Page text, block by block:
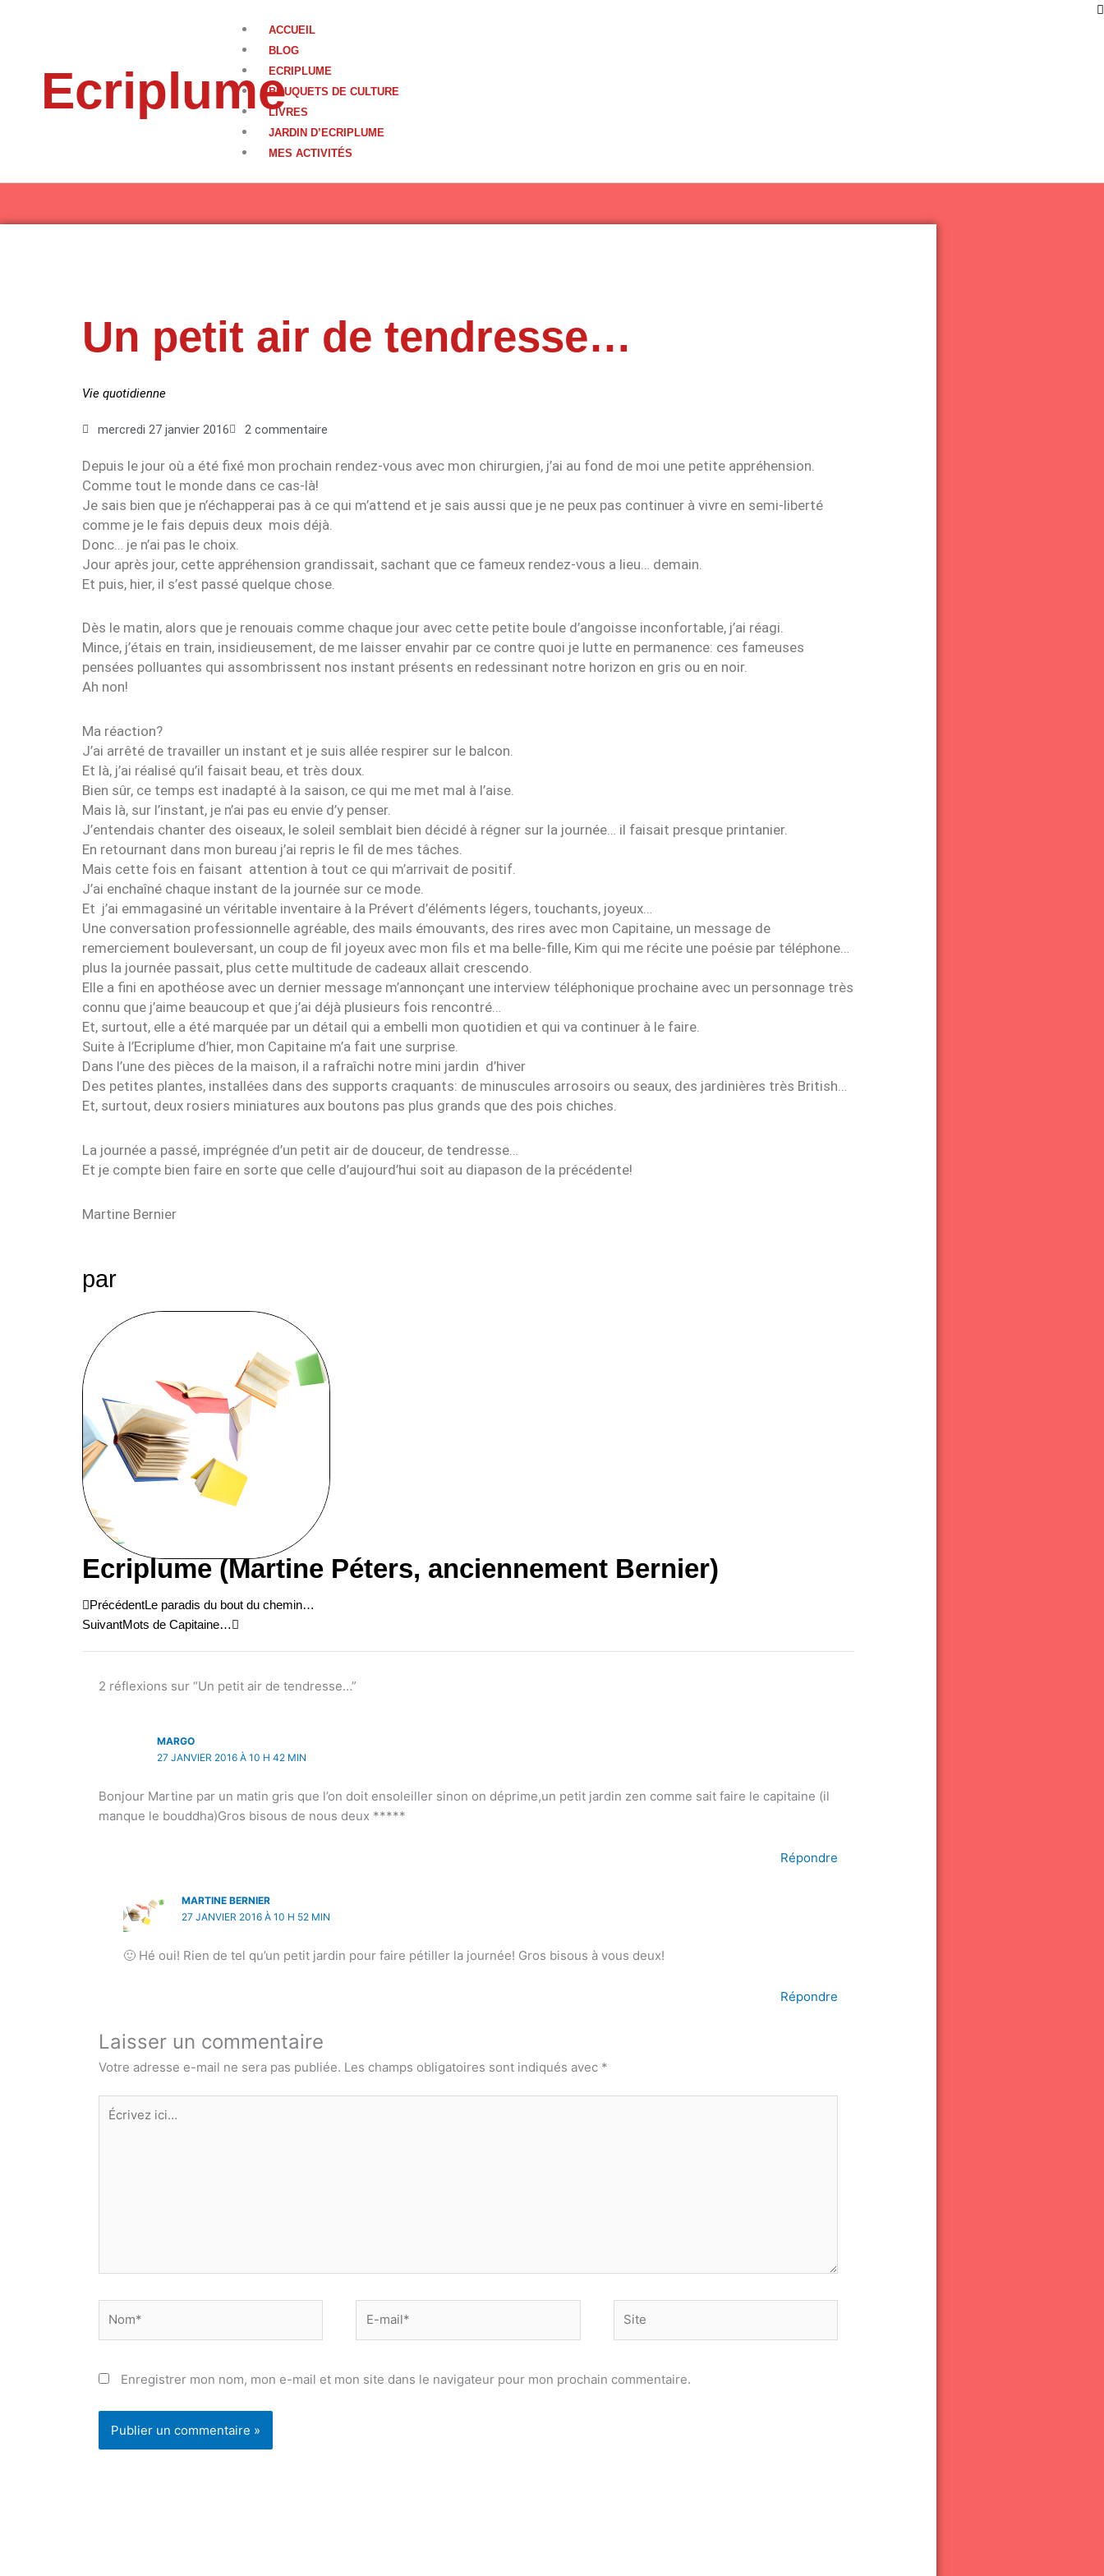
Ecriplume
ACCUEIL
BLOG
ECRIPLUME
BOUQUETS DE CULTURE
LIVRES
JARDIN D’ECRIPLUME
MES ACTIVITÉS
Un petit air de tendresse…
Vie quotidienne
mercredi 27 janvier 2016 2 commentaire
Depuis le jour où a été fixé mon prochain rendez-vous avec mon chirurgien, j’ai au fond de moi une petite appréhension.
Comme tout le monde dans ce cas-là!
Je sais bien que je n’échapperai pas à ce qui m’attend et je sais aussi que je ne peux pas continuer à vivre en semi-liberté
comme je le fais depuis deux mois déjà.
Donc… je n’ai pas le choix.
Jour après jour, cette appréhension grandissait, sachant que ce fameux rendez-vous a lieu… demain.
Et puis, hier, il s’est passé quelque chose.
Dès le matin, alors que je renouais comme chaque jour avec cette petite boule d’angoisse inconfortable, j’ai réagi.
Mince, j’étais en train, insidieusement, de me laisser envahir par ce contre quoi je lutte en permanence: ces fameuses
pensées polluantes qui assombrissent nos instant présents en redessinant notre horizon en gris ou en noir.
Ah non!
Ma réaction?
J’ai arrêté de travailler un instant et je suis allée respirer sur le balcon.
Et là, j’ai réalisé qu’il faisait beau, et très doux.
Bien sûr, ce temps est inadapté à la saison, ce qui me met mal à l’aise.
Mais là, sur l’instant, je n’ai pas eu envie d’y penser.
J’entendais chanter des oiseaux, le soleil semblait bien décidé à régner sur la journée… il faisait presque printanier.
En retournant dans mon bureau j’ai repris le fil de mes tâches.
Mais cette fois en faisant attention à tout ce qui m’arrivait de positif.
J’ai enchaîné chaque instant de la journée sur ce mode.
Et j’ai emmagasiné un véritable inventaire à la Prévert d’éléments légers, touchants, joyeux…
Une conversation professionnelle agréable, des mails émouvants, des rires avec mon Capitaine, un message de
remerciement bouleversant, un coup de fil joyeux avec mon fils et ma belle-fille, Kim qui me récite une poésie par téléphone…
plus la journée passait, plus cette multitude de cadeaux allait crescendo.
Elle a fini en apothéose avec un dernier message m’annonçant une interview téléphonique prochaine avec un personnage très
connu que j’aime beaucoup et que j’ai déjà plusieurs fois rencontré…
Et, surtout, elle a été marquée par un détail qui a embelli mon quotidien et qui va continuer à le faire.
Suite à l’Ecriplume d’hier, mon Capitaine m’a fait une surprise.
Dans l’une des pièces de la maison, il a rafraîchi notre mini jardin d’hiver
Des petites plantes, installées dans des supports craquants: de minuscules arrosoirs ou seaux, des jardinières très British…
Et, surtout, deux rosiers miniatures aux boutons pas plus grands que des pois chiches.
La journée a passé, imprégnée d’un petit air de douceur, de tendresse…
Et je compte bien faire en sorte que celle d’aujourd’hui soit au diapason de la précédente!
Martine Bernier
par
Ecriplume (Martine Péters, anciennement Bernier)
Précédent
PrécédentLe paradis du bout du chemin…
SuivantMots de Capitaine…
Suivant
2 réflexions sur “Un petit air de tendresse…”
MARGO
27 JANVIER 2016 À 10 H 42 MIN
Bonjour Martine par un matin gris que l’on doit ensoleiller sinon on déprime,un petit jardin zen comme sait faire le capitaine (il
manque le bouddha)Gros bisous de nous deux *****
Répondre
MARTINE BERNIER
27 JANVIER 2016 À 10 H 52 MIN
🙂 Hé oui! Rien de tel qu’un petit jardin pour faire pétiller la journée! Gros bisous à vous deux!
Répondre
Laisser un commentaire
Votre adresse e-mail ne sera pas publiée. Les champs obligatoires sont indiqués avec *
Écrivez
ici…
mail*
Enregistrer mon nom, mon e-mail et mon site dans le navigateur pour mon prochain commentaire.